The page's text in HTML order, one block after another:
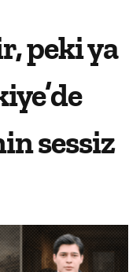
peki ya
sessiz